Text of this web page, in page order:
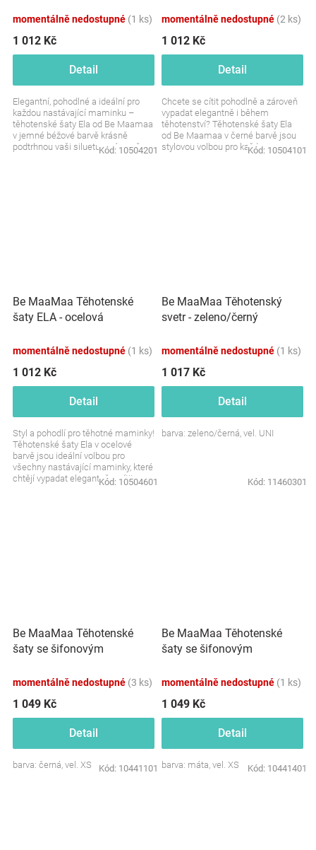
momentálně nedostupné (1 ks)
1 012 Kč
Detail
Elegantní, pohodlné a ideální pro
každou nastávající maminku –
těhotenské šaty Ela od Be Maamaa
v jemné béžové barvě krásně
podtrhnou vaši siluetu a zároveň
Kód: 10504201
momentálně nedostupné (2 ks)
1 012 Kč
Detail
Chcete se cítit pohodlně a zároveň
vypadat elegantně i během
těhotenství? Těhotenské šaty Ela
od Be Maamaa v černé barvě jsou
stylovou volbou pro každou
Kód: 10504101
Be MaaMaa Těhotenské
šaty ELA - ocelová
momentálně nedostupné (1 ks)
1 012 Kč
Detail
Styl a pohodlí pro těhotné maminky!
Těhotenské šaty Ela v ocelové
barvě jsou ideální volbou pro
všechny nastávající maminky, které
chtějí vypadat elegantně a cítit se
Kód: 10504601
Be MaaMaa Těhotenský
svetr - zeleno/černý
momentálně nedostupné (1 ks)
1 017 Kč
Detail
barva: zeleno/černá, vel. UNI
Kód: 11460301
Be MaaMaa Těhotenské
šaty se šifonovým
momentálně nedostupné (3 ks)
1 049 Kč
Detail
barva: černá, vel. XS Kód: 10441101
Be MaaMaa Těhotenské
šaty se šifonovým
momentálně nedostupné (1 ks)
1 049 Kč
Detail
barva: máta, vel. XS Kód: 10441401